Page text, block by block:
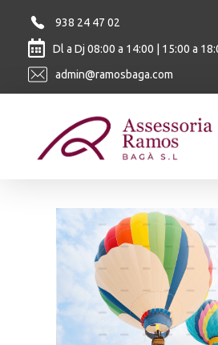
938 24 47 02
Dl a Dj 08:00 a 14:00 | 15:00 a
admin@ramosbaga.com